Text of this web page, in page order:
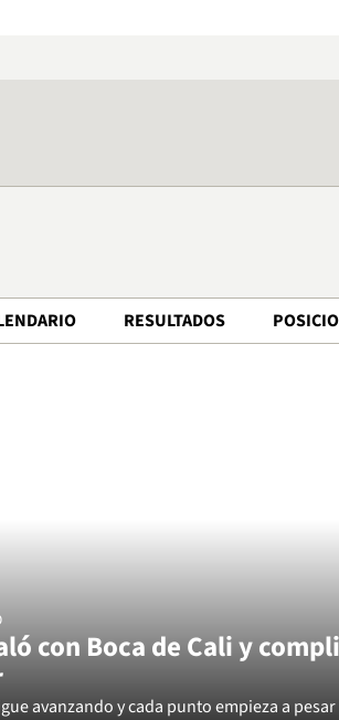
RESULTADOS
con Boca de Cali y
avanzando y cada punto empieza a